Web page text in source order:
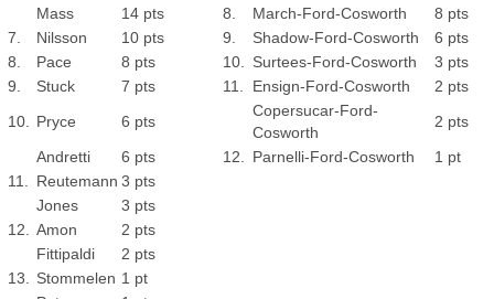
Mass
14 pts 8. March-Ford-Cosworth
8 pts
7.
Nilsson 10 pts 9. Shadow-Ford-Cosworth
6 pts
8.
Pace 8 pts 10. Surtees-Ford-Cosworth
3 pts
9.
Stuck 7 pts 11. Ensign-Ford-Cosworth
2 pts
10. Pryce 6 pts
Copersucar-Ford-
Cosworth
2 pts
Andretti
6 pts 12. Parnelli-Ford-Cosworth
1 pt
11. Reutemann 3 pts
Jones
3 pts
12. Amon
2 pts
Fittipaldi
2 pts
13. Stommelen 1 pt